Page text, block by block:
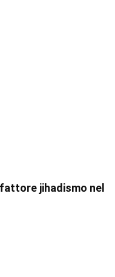
jihadismo nel